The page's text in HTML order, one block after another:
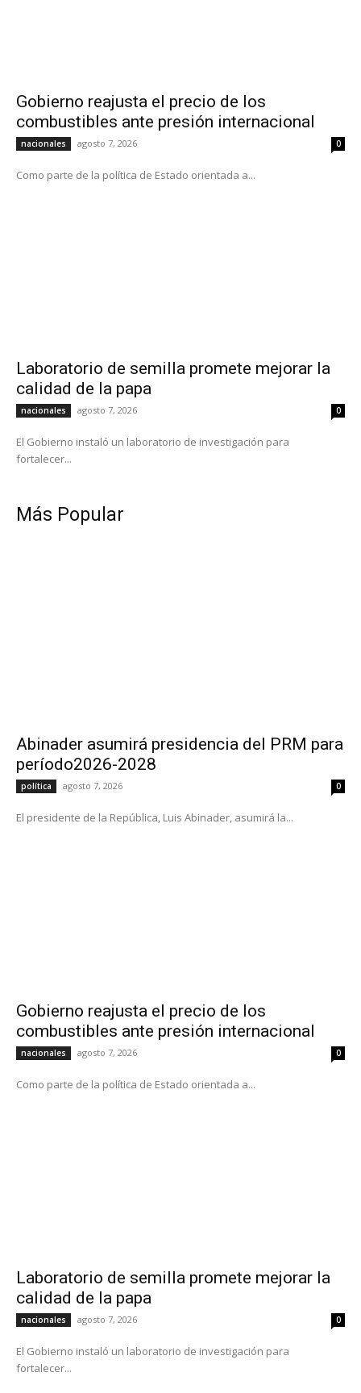
Gobierno reajusta el precio de los
combustibles ante presión internacional
nacionales agosto 7, 2026 0
Como parte de la política de Estado orientada a...
Laboratorio de semilla promete mejorar la
calidad de la papa
nacionales agosto 7, 2026 0
El Gobierno instaló un laboratorio de investigación para
fortalecer...
Más Popular
Abinader asumirá presidencia del PRM para
período2026-2028
política agosto 7, 2026 0
El presidente de la República, Luis Abinader, asumirá la...
Gobierno reajusta el precio de los
combustibles ante presión internacional
nacionales agosto 7, 2026 0
Como parte de la política de Estado orientada a...
Laboratorio de semilla promete mejorar la
calidad de la papa
nacionales agosto 7, 2026 0
El Gobierno instaló un laboratorio de investigación para
fortalecer...